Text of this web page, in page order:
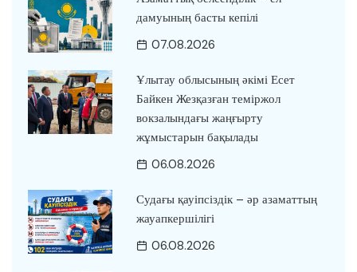
дамуының басты кепілі
07.08.2026
Ұлытау облысының әкімі Есет
Байкен Жезқазған теміржол
вокзалындағы жаңғырту
жұмыстарын бақылады
06.08.2026
Судағы қауіпсіздік – әр азаматтың
жауапкершілігі
06.08.2026